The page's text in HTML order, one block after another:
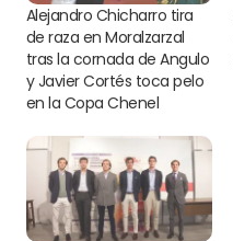
Alejandro Chicharro tira
de raza en Moralzarzal
tras la cornada de Angulo
y Javier Cortés toca pelo
en la Copa Chenel